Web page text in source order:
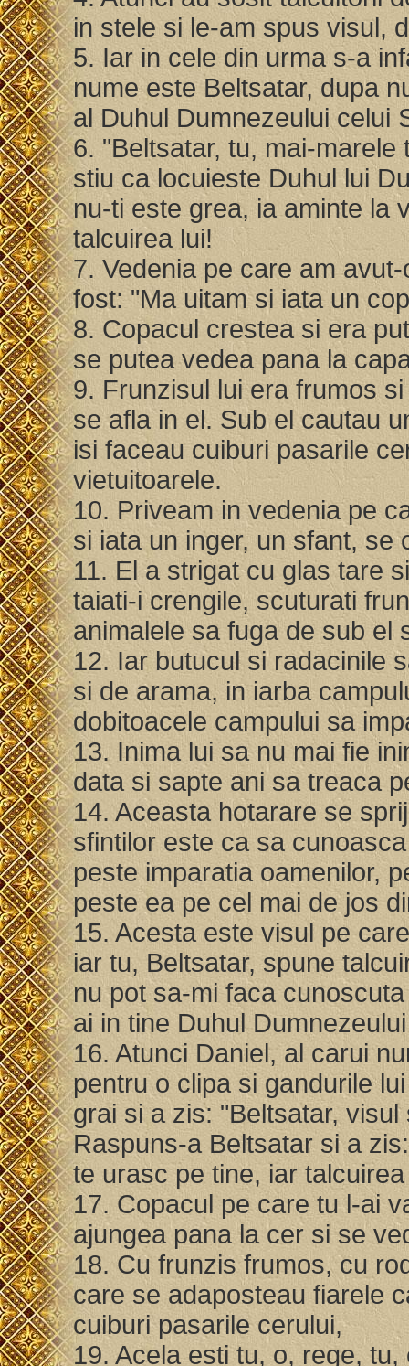
in stele si le-am spus visul,
5. Iar in cele din urma s-a
nume este Beltsatar, dupa
al Duhul Dumnezeului celui
6. "Beltsatar, tu, mai-
stiu ca locuieste Duhul lui
nu-ti este grea, ia aminte la
talcuirea lui!
7. Vedenia pe care am
fost: "Ma uitam si iata un
8. Copacul crestea si era
se putea vedea pana la
9. Frunzisul lui era frumos
se afla in el. Sub el cautau
isi faceau cuiburi pasarile
vietuitoarele.
10. Priveam in vedenia pe
si iata un inger, un sfant,
11. El a strigat cu glas tare
taiati-i crengile, scuturati
animalele sa fuga de sub
12. Iar butucul si radacinile
si de arama, in iarba
dobitoacele campului sa
13. Inima lui sa nu mai fie
data si sapte ani sa treaca
14. Aceasta hotarare se
sfintilor este ca sa
peste imparatia oamenilor,
peste ea pe cel mai de jos
15. Acesta este visul pe
iar tu, Beltsatar, spune
nu pot sa-mi faca
ai in tine Duhul
16. Atunci Daniel, al carui
pentru o clipa si gandurile
grai si a zis: "Beltsatar,
Raspuns-a Beltsatar si a
te urasc pe tine, iar
17. Copacul pe care tu l-ai
ajungea pana la cer si se
18. Cu frunzis frumos, cu
care se adaposteau fiarele
cuiburi pasarile cerului,
19. Acela esti tu, o, rege,